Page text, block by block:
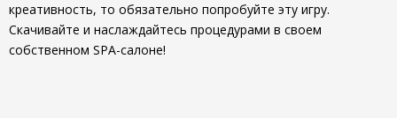
креативность, то обязательно попробуйте эту игру.
Скачивайте и наслаждайтесь процедурами в своем
собственном SPA-салоне!